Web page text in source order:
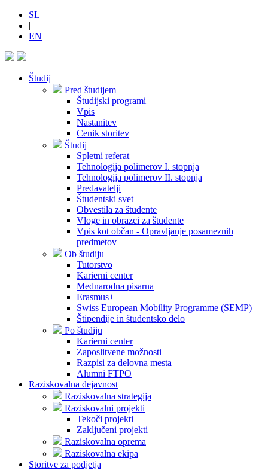
SL
|
EN
Študij
Pred študijem
Študijski programi
Vpis
Nastanitev
Cenik storitev
Študij
Spletni referat
Tehnologija polimerov I. stopnja
Tehnologija polimerov II. stopnja
Predavatelji
Študentski svet
Obvestila za študente
Vloge in obrazci za študente
Vpis kot občan - Opravljanje posameznih
predmetov
Ob študiju
Tutorstvo
Karierni center
Mednarodna pisarna
Erasmus+
Swiss European Mobility Programme (SEMP)
Štipendije in študentsko delo
Po študiju
Karierni center
Zaposlitvene možnosti
Razpisi za delovna mesta
Alumni FTPO
Raziskovalna dejavnost
Raziskovalna strategija
Raziskovalni projekti
Tekoči projekti
Zaključeni projekti
Raziskovalna oprema
Raziskovalna ekipa
Storitve za podjetja